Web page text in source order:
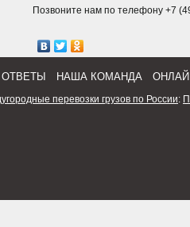
Позвоните нам по телефону +7
НАША КОМАНДА
перевозки грузов по России: